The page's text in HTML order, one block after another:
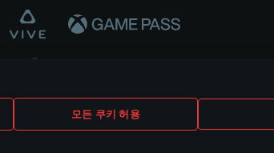
모든 쿠키 허용
지 않습니다..